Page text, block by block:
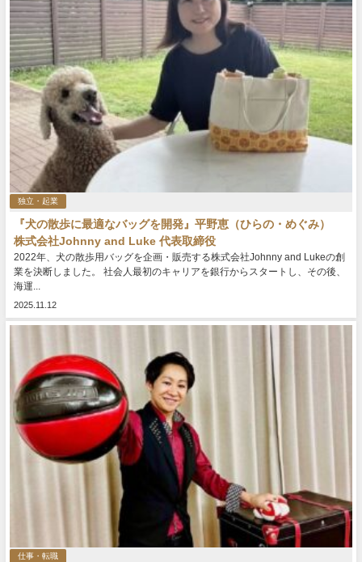
独立・起業
『犬の散歩に最適なバッグを開発』平野恵（ひらの・めぐみ）
株式会社Johnny and Luke 代表取締役
2022年、犬の散歩用バッグを企画・販売する株式会社Johnny and Lukeの創
業を決断しました。 社会人最初のキャリアを銀行からスタートし、その後、
海運...
2025.11.12
仕事・転職